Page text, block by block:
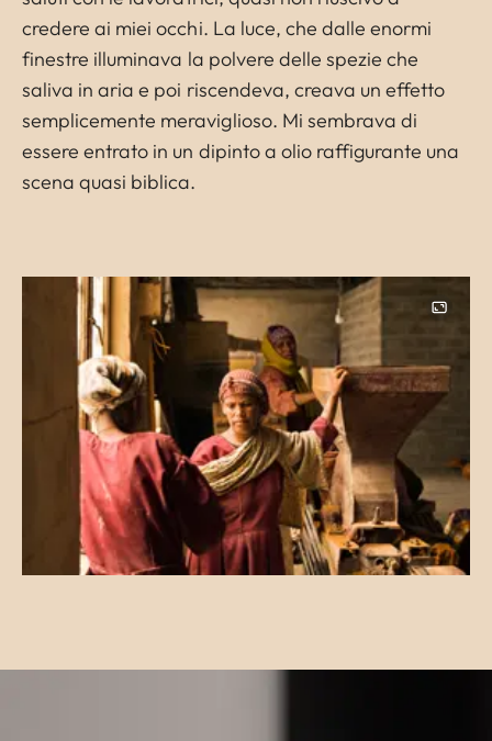
credere ai miei occhi. La luce, che dalle enormi
finestre illuminava la polvere delle spezie che
saliva in aria e poi riscendeva, creava un effetto
semplicemente meraviglioso. Mi sembrava di
essere entrato in un dipinto a olio raffigurante una
scena quasi biblica.